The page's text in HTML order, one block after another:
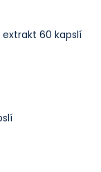
extrakt 60 kapslí